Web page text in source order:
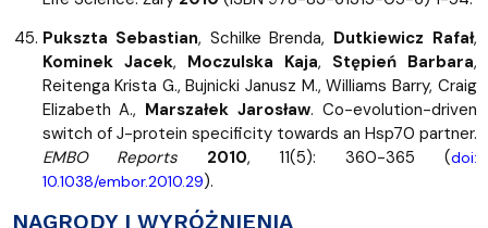
Pukszta Sebastian, Schilke Brenda, Dutkiewicz Rafał,
Kominek Jacek, Moczulska Kaja, Stępień Barbara,
Reitenga Krista G., Bujnicki Janusz M., Williams Barry, Craig
Elizabeth A., Marszałek Jarosław. Co-evolution-driven
switch of J-protein specificity towards an Hsp70 partner.
EMBO Reports
2010, 11(5): 360-365 (doi:
10.1038/embor.2010.29).
NAGRODY I WYRÓŻNIENIA